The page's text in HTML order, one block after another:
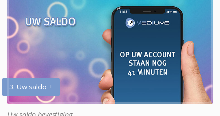
3. Uw saldo +
Uw saldo bevestiging.